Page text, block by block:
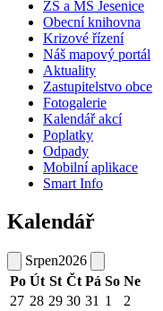
ZŠ a MŠ Jesenice
Obecní knihovna
Krizové řízení
Náš mapový portál
Aktuality
Zastupitelstvo obce
Fotogalerie
Kalendář akcí
Poplatky
Odpady
Mobilní aplikace
Smart Info
Kalendář
Srpen2026
Po Út St Čt Pá So Ne
27 28 29 30 31 1
2